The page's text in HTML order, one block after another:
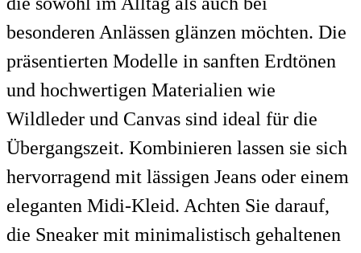
besonderen Anlässen glänzen möchten. Die
präsentierten Modelle in sanften Erdtönen
und hochwertigen Materialien wie
Wildleder und Canvas sind ideal für die
Übergangszeit. Kombinieren lassen sie sich
hervorragend mit lässigen Jeans oder einem
eleganten Midi-Kleid. Achten Sie darauf,
die Sneaker mit minimalistisch gehaltenen